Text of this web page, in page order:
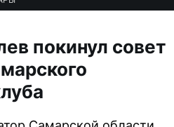
покинул совет